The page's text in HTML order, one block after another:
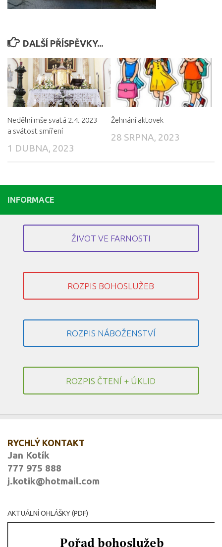
DALŠÍ PŘÍSPĚVKY...
Nedělní mše svatá 2.4. 2023
a svátost smíření
1 DUBNA, 2023
Žehnání aktovek
28 SRPNA, 2023
INFORMACE
ŽIVOT VE FARNOSTI
ROZPIS BOHOSLUŽEB
ROZPIS NÁBOŽENSTVÍ
ROZPIS ČTENÍ + ÚKLID
RYCHLÝ KONTAKT
Jan Kotík
777 975 888
j.kotik@hotmail.com
AKTUÁLNÍ OHLÁŠKY (PDF)